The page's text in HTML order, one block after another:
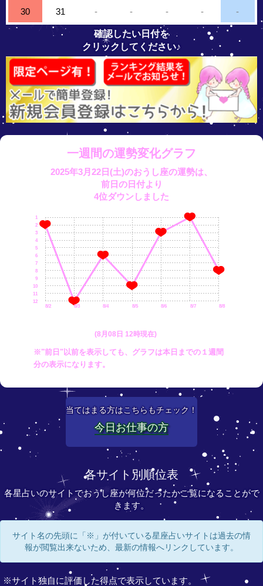
30 31 - - - - -
確認したい日付を
クリックしてください♪
一週間の運勢変化グラフ
2025年3月22日(土)のおうし座の運勢は、
前日の日付より
4位ダウンしました
8/2 8/3 8/4 8/5 8/6 8/7 8/8
12
11
10
9
8
7
6
5
4
3
2
1
(8月08日 12時現在)
※"前日"以前を表示しても、グラフは本日までの１週間
分の表示になります。
当てはまる方はこちらもチェック！
今日お仕事の方
各サイト別順位表
各星占いのサイトでおうし座が何位だったかご覧になることがで
きます。
サイト名の先頭に「※」が付いている星座占いサイトは過去の情
報が閲覧出来ないため、最新の情報へリンクしています。
※サイト独自に評価した得点で表示しています。